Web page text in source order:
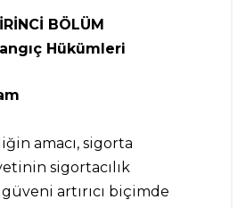
BÖLÜM
Hükümleri
amacı, sigorta
sigortacılık
artırıcı biçimde